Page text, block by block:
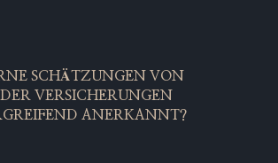
SCHÄTZUNGEN VON
VERSICHERUNGEN
ANERKANNT?